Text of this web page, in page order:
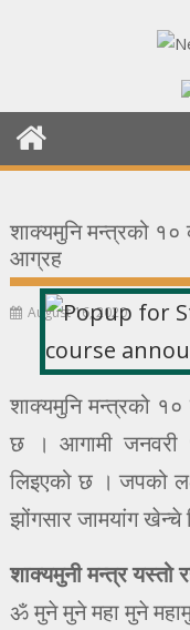
शाक्यमुनि मन्त्रको १०
आग्रह
August 16, 2020
शाक्यमुनि मन्त्रको
छ । आगामी जनवरी
लिइएको छ । जपको
झोंगसार जामयांग खेन्चे
शाक्यमुनी मन्त्र यस्तो
ॐ मुने मुने महा मुने